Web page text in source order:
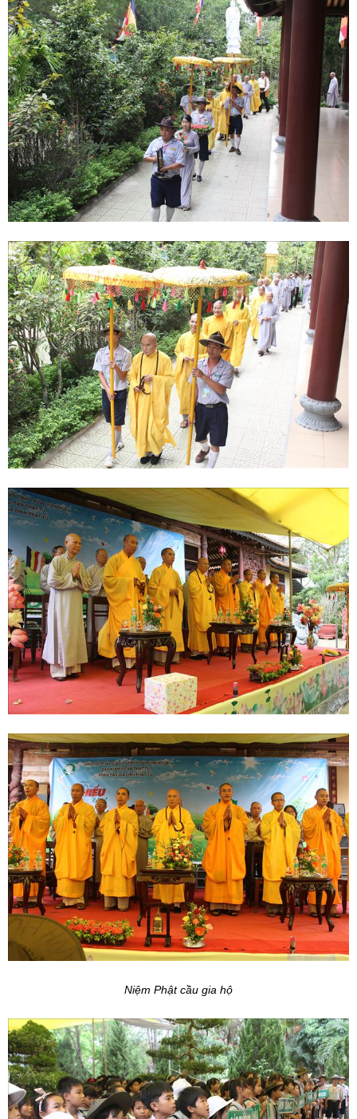
Niệm Phật cầu gia hộ